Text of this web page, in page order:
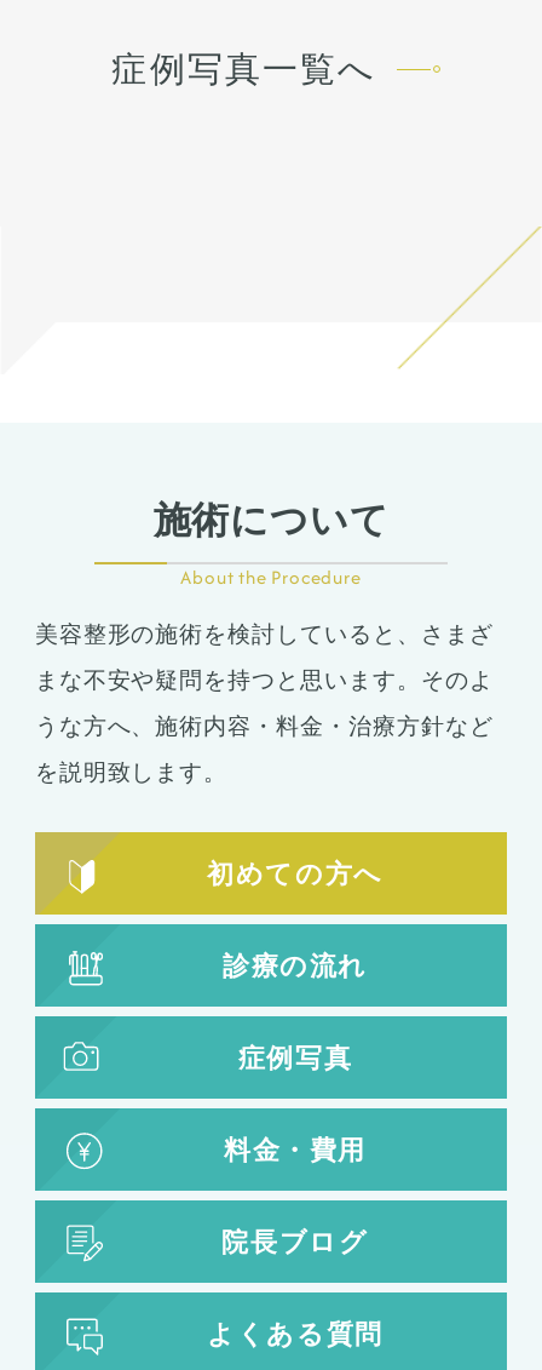
治療します。 仕上がりには個
人差があるので、手術を受け
た人全員がこの写真の様な変
化をするわけではありません
症例写真一覧へ
施術について
About the Procedure
美容整形の施術を検討していると、さまざ
まな不安や疑問を持つと思います。そのよ
うな方へ、施術内容・料金・治療方針など
を説明致します。
初めての方へ
診療の流れ
症例写真
料金・費用
院長ブログ
よくある質問